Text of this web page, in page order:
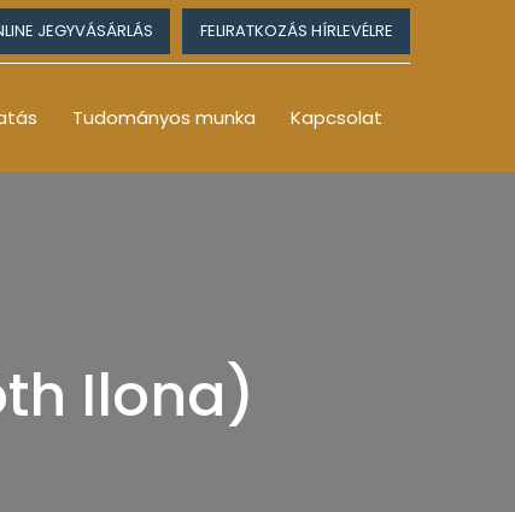
JEGYVÁSÁRLÁS FELIRATKOZÁS HÍRLEVÉLRE
Tudományos munka Kapcsolat
Ilona)